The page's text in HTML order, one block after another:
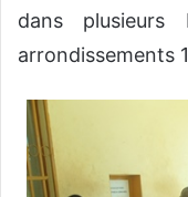
dans
arrondissements